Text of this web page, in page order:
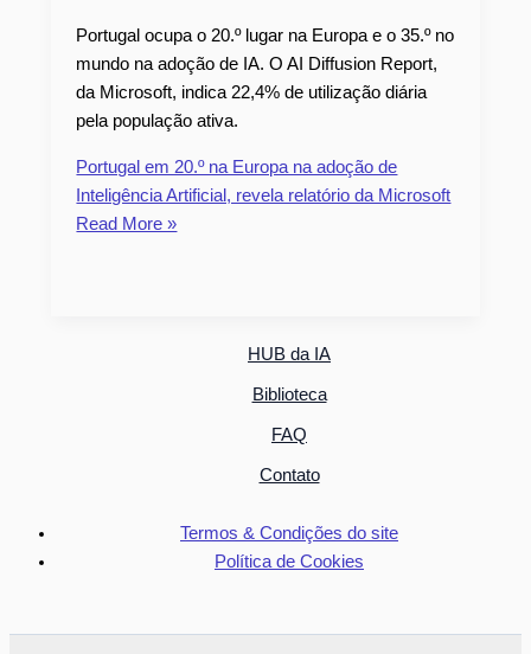
Portugal ocupa o 20.º lugar na Europa e o 35.º no
mundo na adoção de IA. O AI Diffusion Report,
da Microsoft, indica 22,4% de utilização diária
pela população ativa.
Portugal em 20.º na Europa na adoção de
Inteligência Artificial, revela relatório da Microsoft
Read More »
HUB da IA
Biblioteca
FAQ
Contato
Termos & Condições do site
Política de Cookies